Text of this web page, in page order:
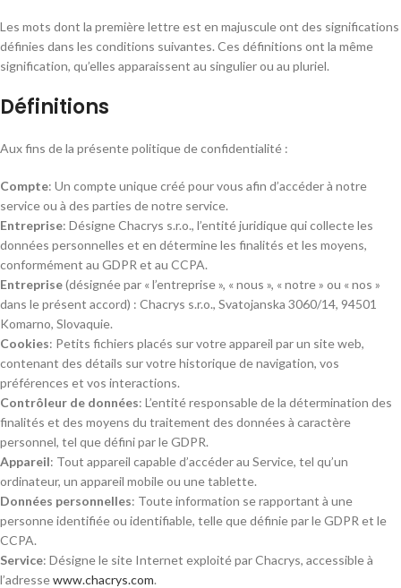
Les mots dont la première lettre est en majuscule ont des significations
définies dans les conditions suivantes. Ces définitions ont la même
signification, qu’elles apparaissent au singulier ou au pluriel.
Définitions
Aux fins de la présente politique de confidentialité :
Compte: Un compte unique créé pour vous afin d’accéder à notre
service ou à des parties de notre service.
Entreprise: Désigne Chacrys s.r.o., l’entité juridique qui collecte les
données personnelles et en détermine les finalités et les moyens,
conformément au GDPR et au CCPA.
Entreprise(désignée par « l’entreprise », « nous », « notre » ou « nos »
dans le présent accord) : Chacrys s.r.o., Svatojanska 3060/14, 94501
Komarno, Slovaquie.
Cookies: Petits fichiers placés sur votre appareil par un site web,
contenant des détails sur votre historique de navigation, vos
préférences et vos interactions.
Contrôleur de données: L’entité responsable de la détermination des
finalités et des moyens du traitement des données à caractère
personnel, tel que défini par le GDPR.
Appareil: Tout appareil capable d’accéder au Service, tel qu’un
ordinateur, un appareil mobile ou une tablette.
Données personnelles: Toute information se rapportant à une
personne identifiée ou identifiable, telle que définie par le GDPR et le
CCPA.
Service: Désigne le site Internet exploité par Chacrys, accessible à
l’adressewww.chacrys.com.